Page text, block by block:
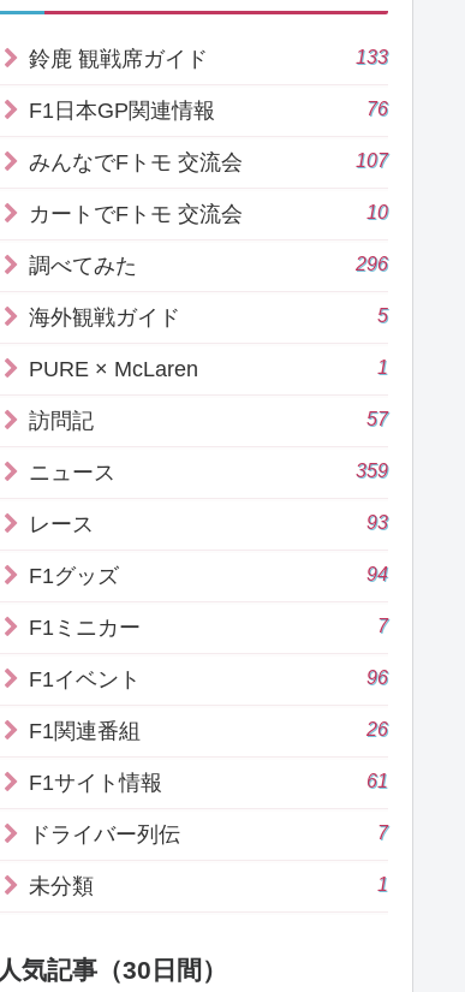
鈴鹿 観戦席ガイド 133
F1日本GP関連情報 76
みんなでFトモ 交流会 107
カートでFトモ 交流会 10
調べてみた 296
海外観戦ガイド 5
PURE × McLaren 1
訪問記 57
ニュース 359
レース 93
F1グッズ 94
F1ミニカー 7
F1イベント 96
F1関連番組 26
F1サイト情報 61
ドライバー列伝 7
未分類 1
人気記事（30日間）